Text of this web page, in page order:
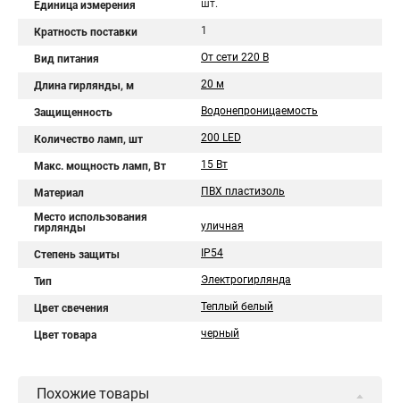
Единица измерения шт.
Кратность поставки 1
Вид питания От сети 220 В
Длина гирлянды, м 20 м
Защищенность Водонепроницаемость
Количество ламп, шт 200 LED
Макс. мощность ламп, Вт 15 Вт
Материал ПВХ пластизоль
Место использования
гирлянды
уличная
Степень защиты IP54
Тип Электрогирлянда
Цвет свечения Теплый белый
Цвет товара черный
Похожие товары